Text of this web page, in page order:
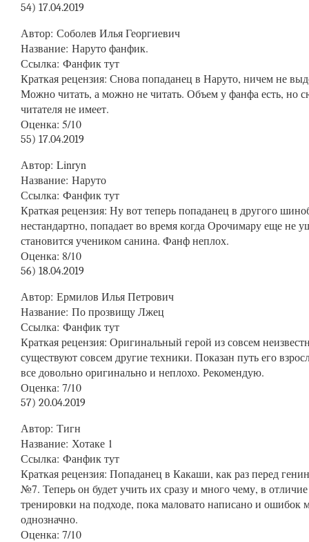
54) 17.04.2019
Автор: Соболев Илья Георгиевич
Название: Наруто фанфик.
Ссылка: Фанфик тут
Краткаярецензия: Снова попаданец в Наруто, ничем не
Можно читать, а можно не читать. Объем у фанфа есть, но
читателя не имеет.
Оценка: 5/10
55) 17.04.2019
Автор: Linryn
Название: Наруто
Ссылка: Фанфик тут
Краткаярецензия: Ну вот теперь попаданец в другого
нестандартно, попадает во время когда Орочимару еще не
становится учеником санина. Фанф неплох.
Оценка: 8/10
56) 18.04.2019
Автор: Ермилов Илья Петрович
Название: По прозвищу Лжец
Ссылка: Фанфик тут
Краткаярецензия: Оригинальный герой из совсем
существуют совсем другие техники. Показан путь его
все довольно оригинально и неплохо. Рекомендую.
Оценка: 7/10
57) 20.04.2019
Автор: Тигн
Название: Хотаке 1
Ссылка: Фанфик тут
Краткаярецензия: Попаданец в Какаши, как раз перед
№7. Теперь он будет учить их сразу и много чему, в
тренировки на подходе, пока маловато написано и ошибок
однозначно.
Оценка: 7/10